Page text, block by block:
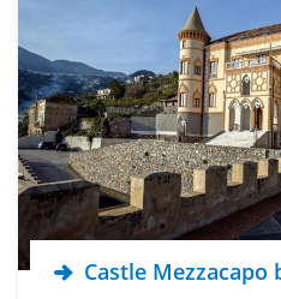
Castle Mezzacapo